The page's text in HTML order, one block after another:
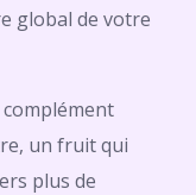
global de votre
un fruit qui
plus de